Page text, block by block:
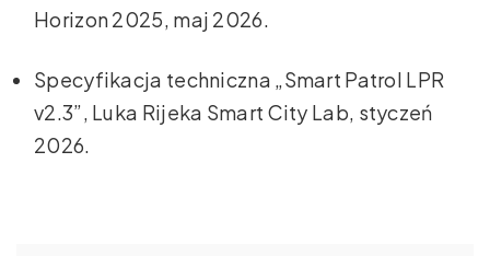
Horizon 2025, maj 2026.
Specyfikacja techniczna „Smart Patrol LPR
v2.3”, Luka Rijeka Smart City Lab, styczeń
2026.